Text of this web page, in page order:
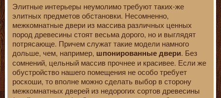
Элитные интерьеры неумолимо требуют таких-же
элитных предметов обстановки. Несомненно,
межкомнатные двери из массива различных ценных
пород древесины стоят весьма дорого, но и выглядят
потрясающе. Причем служат такие модели намного
дольше, чем, например, шпонированные двери. Без
сомнений, цельный массив прочнее и красивее. Если же
обустройство нашего помещения не особо требует
роскоши, то вполне можно сделать выбор в сторону
межкомнатных дверей из недорогих сортов древесины